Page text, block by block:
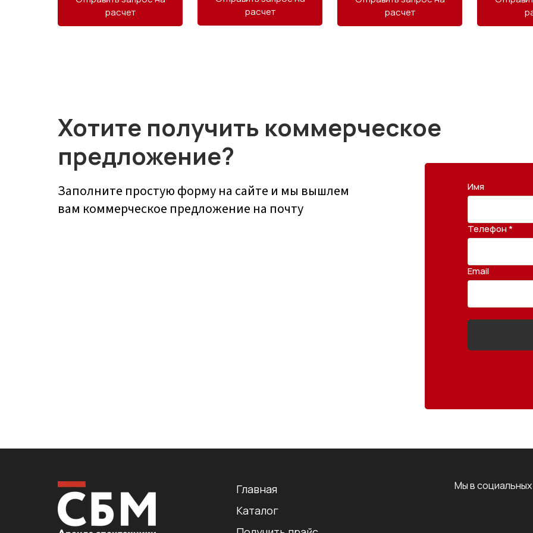
расчет
расчет
расчет
Имя
Телефон *
Email
Заполните простую форму на сайте и мы вышлем
вам коммерческое предложение на почту
Хотите получить коммерческое
предложение?
Главная
Каталог
Мы в социальных